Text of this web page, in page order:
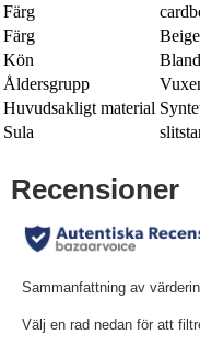
Färg
Färg
Beige
Kön
Åldersgrupp
Huvudsakligt material
Sula